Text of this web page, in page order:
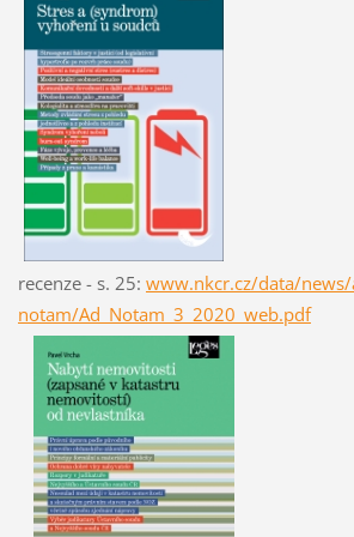
recenze - s. 25: www.nkcr.cz/data/
notam/Ad_Notam_3_2020_web.pdf